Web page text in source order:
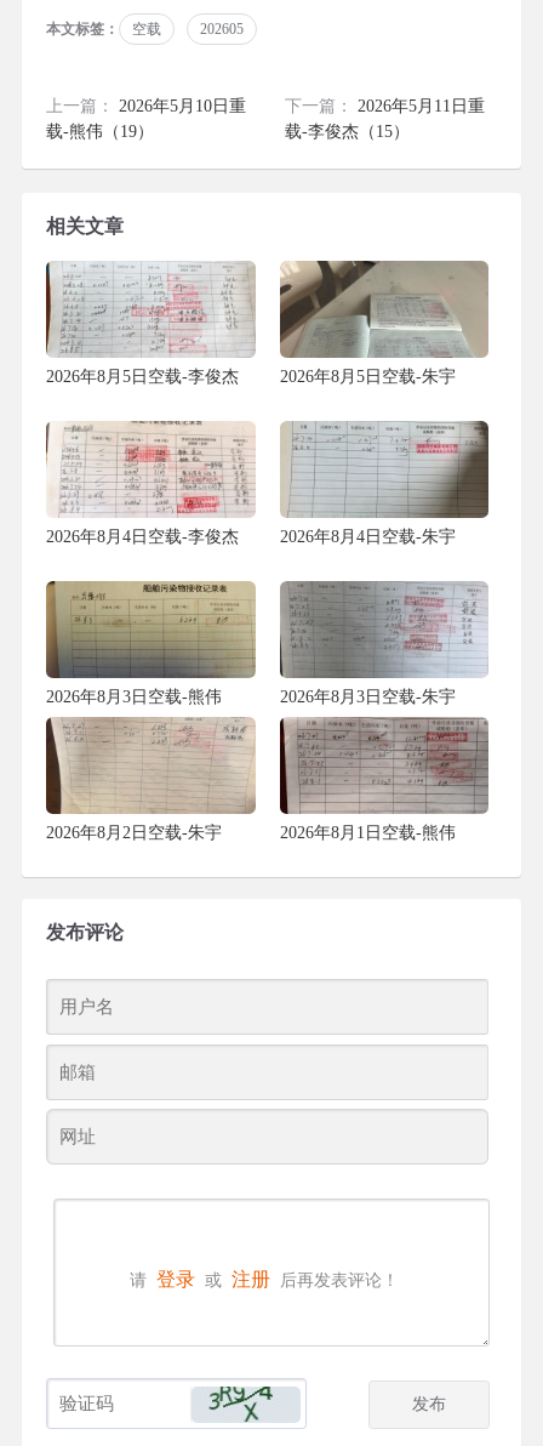
本文标签： 空载 202605
上一篇：
2026年5月10日重
载-熊伟（19）
下一篇：
2026年5月11日重
载-李俊杰（15）
相关文章
2026年8月5日空载-李俊杰 2026年8月5日空载-朱宇
2026年8月4日空载-李俊杰 2026年8月4日空载-朱宇
2026年8月3日空载-熊伟
（10）
2026年8月3日空载-朱宇
（31）
2026年8月2日空载-朱宇 2026年8月1日空载-熊伟
发布评论
请 登录 或 注册 后再发表评论！